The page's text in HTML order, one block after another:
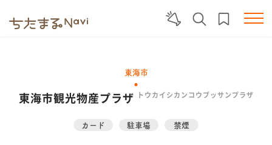
東海市
東海市観光物産プラザ トウカイシカンコウブッサンプラザ
カード 駐車場 禁煙